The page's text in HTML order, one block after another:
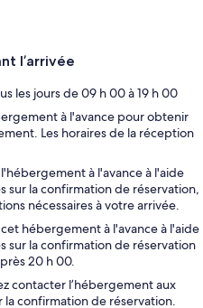
l’arrivée
les jours de 09 h 00 à 19 h 00
à l'avance pour obtenir
Les horaires de la réception
à l'avance à l'aide
sur la confirmation de réservation,
nécessaires à votre arrivée.
hébergement à l'avance à l'aide
sur la confirmation de réservation
20 h 00.
contacter l’hébergement aux
confirmation de réservation.